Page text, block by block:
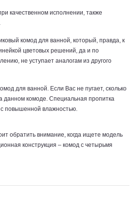
качественном исполнении, также
комод для ванной, который, правда, к
цветовых решений, да и по
не уступает аналогам из другого
для ванной. Если Вас не пугает, сколько
данном комоде. Специальная пропитка
с повышенной влажностью.
обратить внимание, когда ищете модель
конструкция – комод с четырьмя